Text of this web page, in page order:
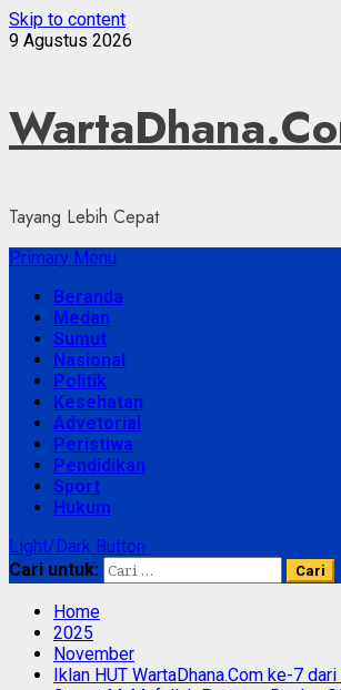
Skip to content
9 Agustus 2026
Tayang Lebih Cepat
Primary Menu
Beranda
Medan
Sumut
Nasional
Politik
Kesehatan
Advetorial
Peristiwa
Pendidikan
Sport
Hukum
Light/Dark Button
Cari untuk:
Home
2025
November
Iklan HUT WartaDhana.Com ke-7